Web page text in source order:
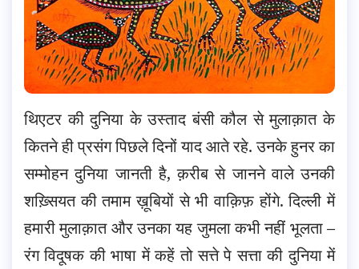
थिएटर की दुनिया के उस्ताद बंसी कौल से मुलाक़ात के
कितने ही प्रसंग पिछले दिनों याद आते रहे. उनके हुनर का
सम्मोहन दुनिया जानती है, क़रीब से जानने वाले उनकी
शख़्सियत की तमाम ख़ूबियों से भी वाक़िफ़ होंगे. दिल्ली में
हमारी मुलाक़ात और उनका यह जुमला कभी नहीं भूलता –
रंग विदूषक की भाषा में कहें तो सत्ते पे सत्ता की दुनिया में